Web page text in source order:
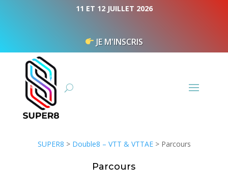
11 ET 12 JUILLET 2026
JE M'INSCRIS
SUPER8 > Double8 – VTT & VTTAE> Parcours
Parcours
Panneau de gestion des cookies